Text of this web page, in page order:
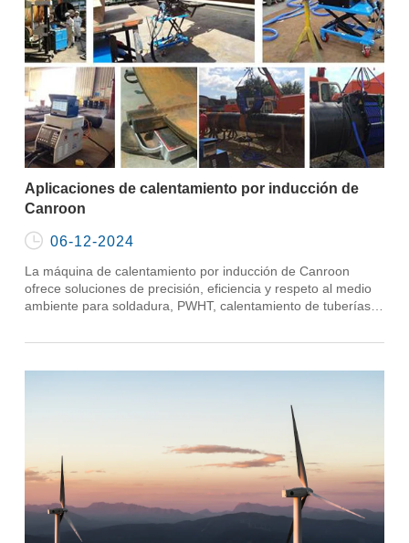
Aplicaciones de calentamiento por inducción de
Canroon
 06-12-2024
La máquina de calentamiento por inducción de Canroon
ofrece soluciones de precisión, eficiencia y respeto al medio
ambiente para soldadura, PWHT, calentamiento de tuberías y